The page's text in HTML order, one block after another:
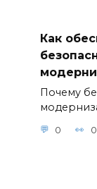
Как
Почему
0 0